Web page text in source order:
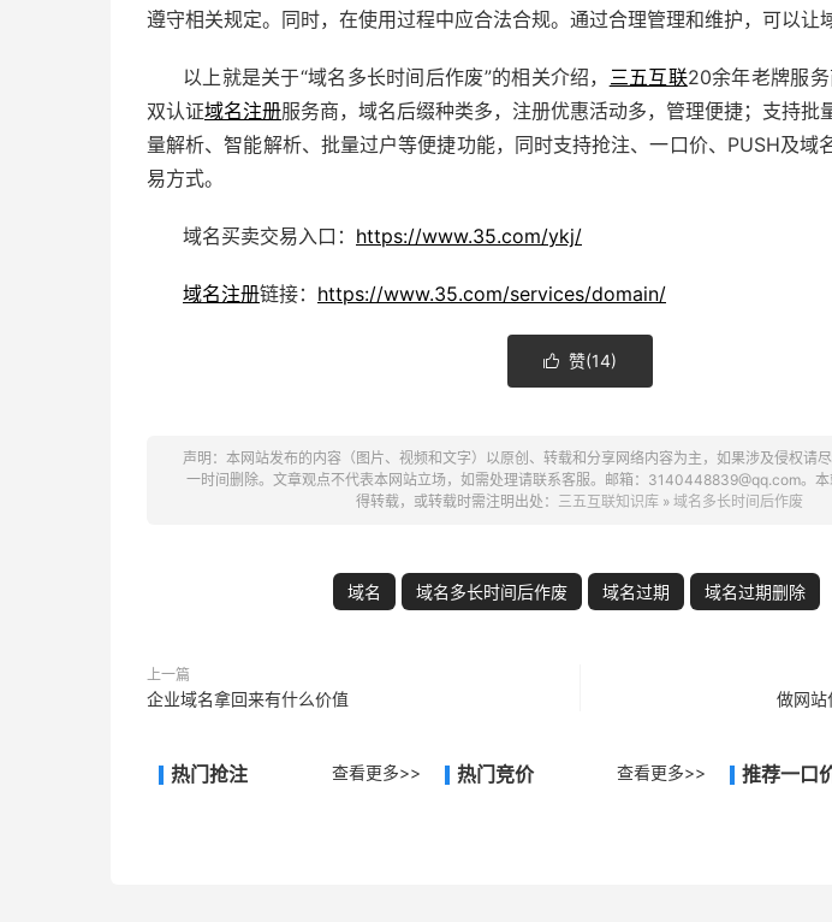
遵守相关规定。同时，在使用过程中应合法合规。通过合理管理和维护，可以让
以上就是关于“域名多长时间后作废”的相关介绍， 三五互联20余年老牌服
双认证域名注册服务商，域名后缀种类多，注册优惠活动多，管理便捷；支持批
量解析、智能解析、批量过户等便捷功能，同时支持抢注、一口价、PUSH及域
易方式。
域名买卖交易入口： https://www.35.com/ykj/
域名注册链接： https://www.35.com/services/domain/
 赞(14)
声明：本网站发布的内容（图片、视频和文字）以原创、转载和分享网络内容为主，如果涉及侵权请
一时间删除。文章观点不代表本网站立场，如需处理请联系客服。邮箱：3140448839@qq.com。
得转载，或转载时需注明出处： 三五互联知识库 » 域名多长时间后作废
域名 域名多长时间后作废 域名过期 域名过期删除
上一篇
企业域名拿回来有什么价值 做网站
热门抢注 查看更多>> 热门竞价 查看更多>> 推荐一口